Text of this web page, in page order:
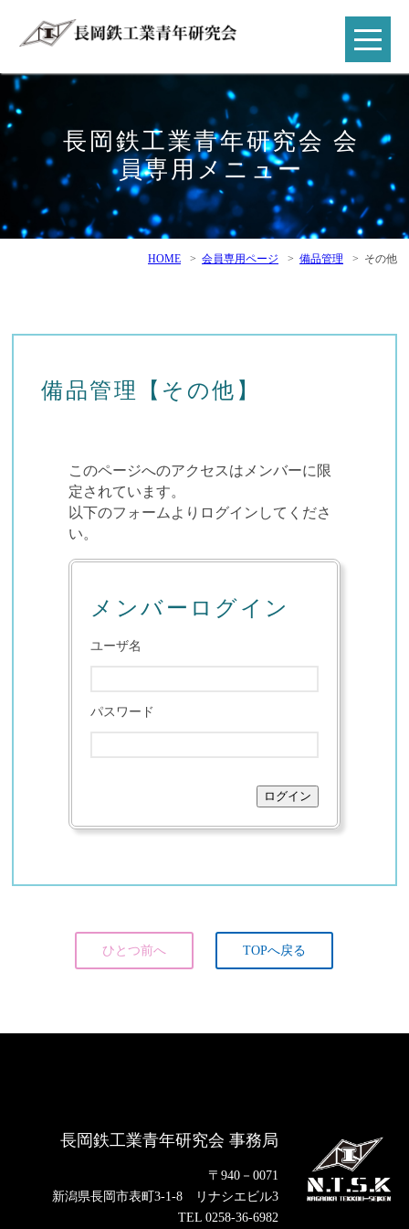
長岡鉄工業青年研究会 会
員専用メニュー
HOME > 会員専用ページ > 備品管理 > その他
備品管理【その他】
このページへのアクセスはメンバーに限
定されています。
以下のフォームよりログインしてくださ
い。
メンバーログイン
ユーザ名
パスワード
ログイン
ひとつ前へ TOPへ戻る
長岡鉄工業青年研究会 事務局
〒940－0071
新潟県長岡市表町3-1-8 リナシエビル3
TEL 0258-36-6982